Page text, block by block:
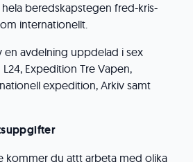
beredskapstegen fred-kris-
internationellt.
en avdelning uppdelad i sex
Expedition Tre Vapen,
expedition, Arkiv samt
kommer du attt arbeta med olika